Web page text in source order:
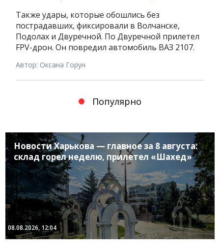
Также удары, которые обошлись без
пострадавших, фиксировали в Волчанске,
Подолах и Двуречной. По Двуречной прилетел
FPV-дрон. Он повредил автомобиль ВАЗ 2107.
Автор: Оксана Горун
Популярно
Новости Харькова — главное за 8 августа:
склад горел неделю, прилетел «Шахед»
08.08.2026, 12:04